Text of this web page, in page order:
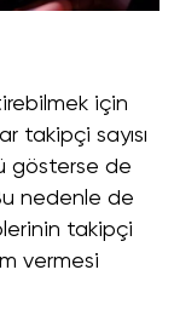
için
takipçi sayısı
gösterse de
nedenle de
takipçi
vermesi